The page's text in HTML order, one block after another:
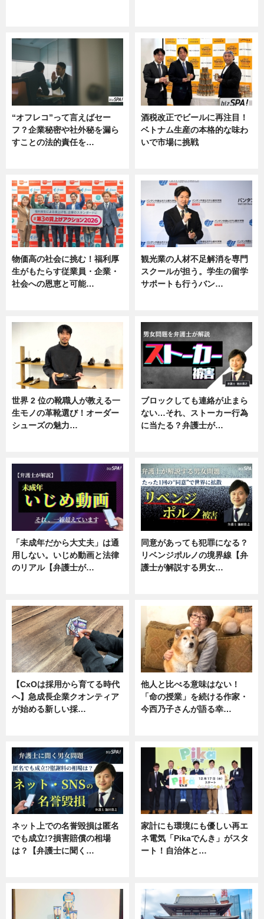
“オフレコ”って言えばセー
フ？企業秘密や社外秘を漏ら
すことの法的責任を…
酒税改正でビールに再注目！
ベトナム生産の本格的な味わ
いで市場に挑戦
物価高の社会に挑む！福利厚
生がもたらす従業員・企業・
社会への恩恵と可能…
観光業の人材不足解消を専門
スクールが担う。学生の留学
サポートも行うバン…
世界 2 位の靴職人が教える一
生モノの革靴選び！オーダー
シューズの魅力…
ブロックしても連絡が止まら
ない…それ、ストーカー行為
に当たる？弁護士が…
「未成年だから大丈夫」は通
用しない。いじめ動画と法律
のリアル【弁護士が…
同意があっても犯罪になる？
リベンジポルノの境界線【弁
護士が解説する男女…
【CxOは採用から育てる時代
へ】急成長企業クオンティア
が始める新しい採…
他人と比べる意味はない！
「命の授業」を続ける作家・
今西乃子さんが語る幸…
ネット上での名誉毀損は匿名
でも成立!?損害賠償の相場
は？【弁護士に聞く…
家計にも環境にも優しい再エ
ネ電気「Pikaでんき」がスタ
ート！自治体と…